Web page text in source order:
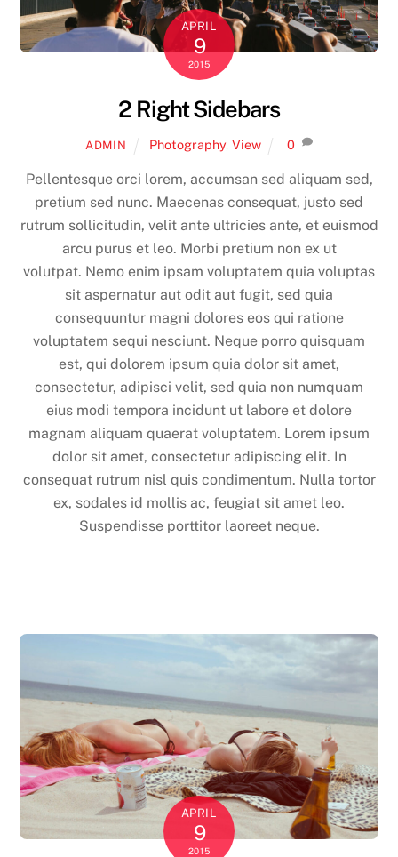
APRIL
9
2015
2 Right Sidebars
ADMIN Photography, View 0
Pellentesque orci lorem, accumsan sed aliquam sed,
pretium sed nunc. Maecenas consequat, justo sed
rutrum sollicitudin, velit ante ultricies ante, et euismod
arcu purus et leo. Morbi pretium non ex ut
volutpat. Nemo enim ipsam voluptatem quia voluptas
sit aspernatur aut odit aut fugit, sed quia
consequuntur magni dolores eos qui ratione
voluptatem sequi nesciunt. Neque porro quisquam
est, qui dolorem ipsum quia dolor sit amet,
consectetur, adipisci velit, sed quia non numquam
eius modi tempora incidunt ut labore et dolore
magnam aliquam quaerat voluptatem. Lorem ipsum
dolor sit amet, consectetur adipiscing elit. In
consequat rutrum nisl quis condimentum. Nulla tortor
ex, sodales id mollis ac, feugiat sit amet leo.
Suspendisse porttitor laoreet neque.
APRIL
9
2015